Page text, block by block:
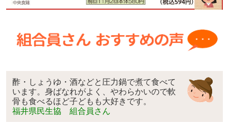
酢・しょうゆ・酒などと圧力鍋で煮て食べて
います。身ばなれがよく、やわらかいので軟
骨も食べるほど子どもも大好きです。
福井県民生協 組合員さん